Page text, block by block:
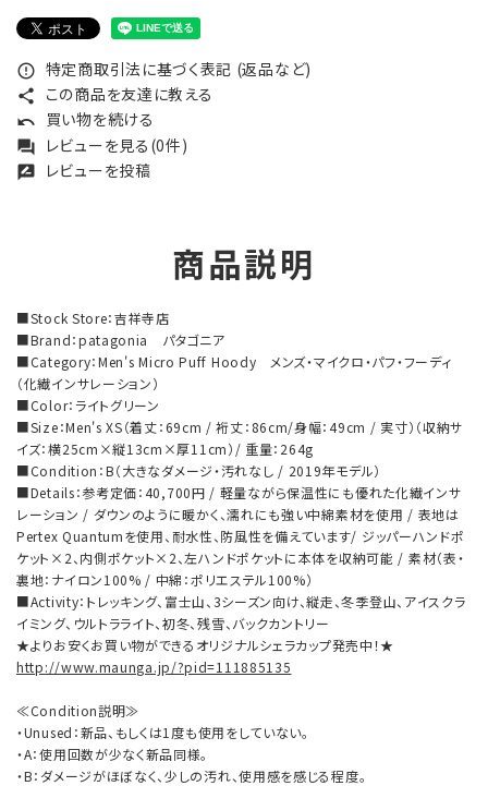
error_outline 特定商取引法に基づく表記 (返品など)
share この商品を友達に教える
undo 買い物を続ける
forum レビューを見る(0件)
rate_review レビューを投稿
商品説明
■Stock Store：吉祥寺店
■Brand：patagonia パタゴニア
■Category：Men's Micro Puff Hoody メンズ・マイクロ・パフ・フーディ
（化繊インサレーション）
■Color：ライトグリーン
■Size：Men's XS（着丈：69cm / 裄丈：86cm/身幅：49cm / 実寸）（収納サ
イズ：横25cm×縦13cm×厚11cm）/ 重量：264g
■Condition：B（大きなダメージ・汚れなし / 2019年モデル）
■Details：参考定価：40,700円 / 軽量ながら保温性にも優れた化繊インサ
レーション / ダウンのように暖かく、濡れにも強い中綿素材を使用 / 表地は
Pertex Quantumを使用、耐水性、防風性を備えています/ ジッパーハンドポ
ケット×2、内側ポケット×2、左ハンドポケットに本体を収納可能 / 素材（表・
裏地：ナイロン100% / 中綿：ポリエステル100%）
■Activity：トレッキング、富士山、3シーズン向け、縦走、冬季登山、アイスクラ
イミング、ウルトラライト、初冬、残雪、バックカントリー
★よりお安くお買い物ができるオリジナルシェラカップ発売中！★
http://www.maunga.jp/?pid=111885135
≪Condition説明≫
・Unused：新品、もしくは1度も使用をしていない。
・A：使用回数が少なく新品同様。
・B：ダメージがほぼなく、少しの汚れ、使用感を感じる程度。